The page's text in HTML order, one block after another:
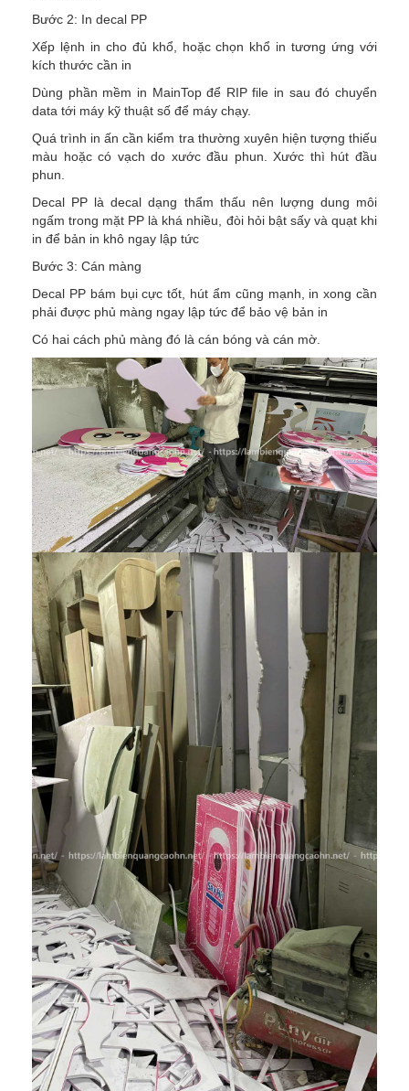
Bước 2: In decal PP
Xếp lệnh in cho đủ khổ, hoặc chọn khổ in tương ứng với
kích thước cần in
Dùng phần mềm in MainTop để RIP file in sau đó chuyển
data tới máy kỹ thuật số để máy chạy.
Quá trình in ấn cần kiểm tra thường xuyên hiện tượng thiếu
màu hoặc có vạch do xước đầu phun. Xước thì hút đầu
phun.
Decal PP là decal dạng thẩm thấu nên lượng dung môi
ngấm trong mặt PP là khá nhiều, đòi hỏi bật sấy và quạt khi
in để bản in khô ngay lập tức
Bước 3: Cán màng
Decal PP bám bụi cực tốt, hút ẩm cũng mạnh, in xong cần
phải được phủ màng ngay lập tức để bảo vệ bản in
Có hai cách phủ màng đó là cán bóng và cán mờ.